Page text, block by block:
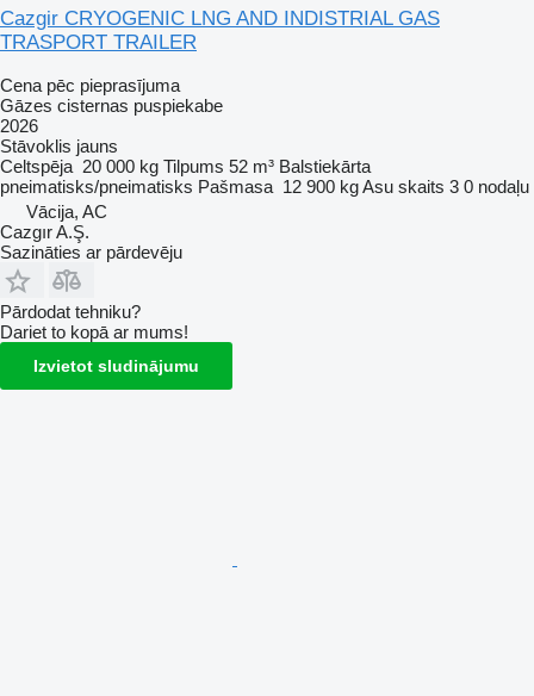
Cazgir CRYOGENIC LNG AND INDISTRIAL GAS
TRASPORT TRAILER
Cena pēc pieprasījuma
Gāzes cisternas puspiekabe
2026
Stāvoklis jauns
Celtspēja 20 000 kg Tilpums 52 m³ Balstiekārta
pneimatisks/pneimatisks Pašmasa 12 900 kgAsu skaits 3 0 nodaļu
Vācija, AC
Cazgır A.Ş.
Sazināties ar pārdevēju
Pārdodat tehniku?
Dariet to kopā ar mums!
Izvietot sludinājumu